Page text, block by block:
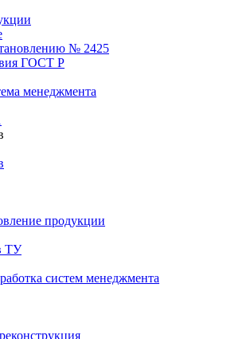
№ 2425
ГОСТ Р
менеджмента
продукции
ТУ
систем менеджмента